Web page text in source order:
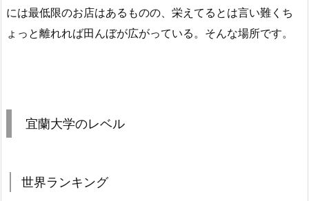
には最低限のお店はあるものの、栄えてるとは言い難くち
ょっと離れれば田んぼが広がっている。そんな場所です。
宜蘭大学のレベル
世界ランキング